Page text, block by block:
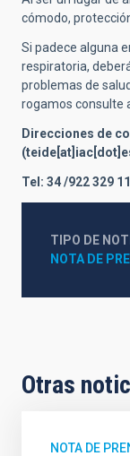
cómodo,
Si padece alguna
respiratoria,
problemas de
rogamos consulte
Direcciones de
Tel: 34 /922 329
TIPO DE
NOTA DE
Otras
NOTA DE